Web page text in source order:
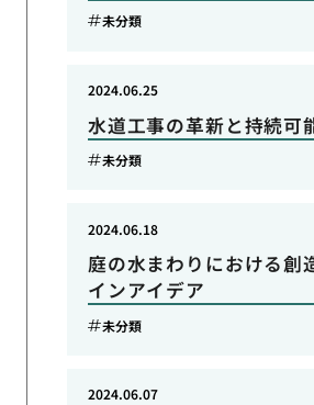
未分類
水道工事の革新と持続可
2024.06.25
未分類
庭の水まわりにおける創
インアイデア
2024.06.18
未分類
2024.06.07